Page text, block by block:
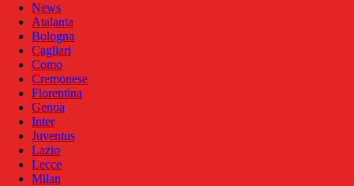
News
Atalanta
Bologna
Cagliari
Como
Cremonese
Fiorentina
Genoa
Inter
Juventus
Lazio
Lecce
Milan